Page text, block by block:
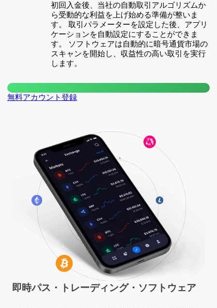
初回入金後、当社の自動取引アルゴリズムか
ら受動的な利益を上げ始める準備が整いま
す。 取引パラメーターを設定した後、アプリ
ケーションを自動設定にすることができま
す。 ソフトウェアは自動的に暗号通貨市場の
スキャンを開始し、収益性の高い取引を実行
します。
無料アカウント登録
即時パス・ トレーディング・ソフトウェア